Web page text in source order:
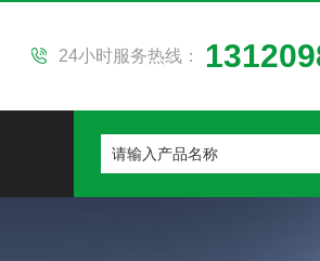
24小时服务热线：